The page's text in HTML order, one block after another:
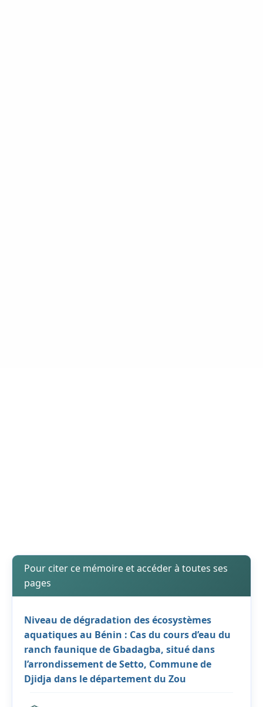
Pour citer ce mémoire et accéder à toutes ses
pages
Niveau de dégradation des écosystèmes
aquatiques au Bénin : Cas du cours d’eau du
ranch faunique de Gbadagba, situé dans
l’arrondissement de Setto, Commune de
Djidja dans le département du Zou